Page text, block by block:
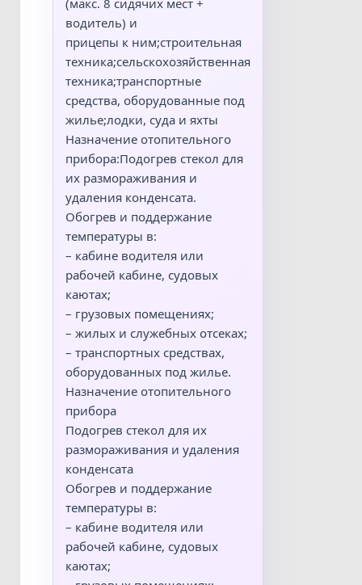
водитель) и
прицепы к ним;строительная
техника;сельскохозяйственная
техника;транспортные
средства, оборудованные под
жилье;лодки, суда и яхты
Назначение отопительного
прибора:Подогрев стекол для
их размораживания и
удаления конденсата.
Обогрев и поддержание
температуры в:
– кабине водителя или
рабочей кабине, судовых
каютах;
– грузовых помещениях;
– жилых и служебных отсеках;
– транспортных средствах,
оборудованных под жилье.
Назначение отопительного
прибора
Подогрев стекол для их
размораживания и удаления
конденсата
Обогрев и поддержание
температуры в:
– кабине водителя или
рабочей кабине, судовых
каютах;